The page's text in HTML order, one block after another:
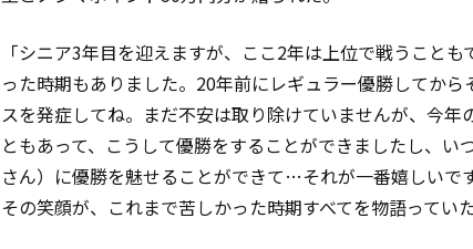
「シニア3年目を迎えますが、ここ2年は上位で戦うこと
った時期もありました。20年前にレギュラー優勝してか
スを発症してね。まだ不安は取り除けていませんが、今年
ともあって、こうして優勝をすることができましたし、い
さん）に優勝を魅せることができて…それが一番嬉しいで
その笑顔が、これまで苦しかった時期すべてを物語っていた